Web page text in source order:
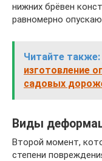
нижних брёвен
равномерно
Читайте также:
изготовление
садовых
Виды
Второй момент,
степени